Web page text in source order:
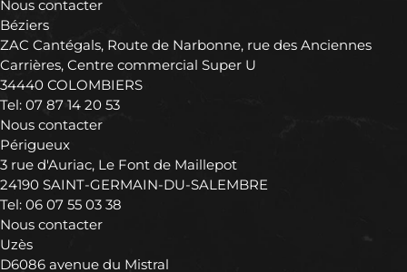
Nous contacter
Béziers
ZAC Cantégals, Route de Narbonne, rue des Anciennes
Carrières, Centre commercial Super U
34440 COLOMBIERS
Tel: 07 87 14 20 53
Nous contacter
Périgueux
3 rue d'Auriac, Le Font de Maillepot
24190 SAINT-GERMAIN-DU-SALEMBRE
Tel: 06 07 55 03 38
Nous contacter
Uzès
D6086 avenue du Mistral